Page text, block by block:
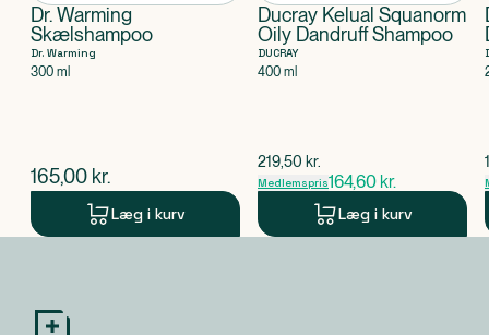
Produktet er et kosmetisk produkt.
Dr. Warming
Skælshampoo
Dr. Warming
300 ml
$nuværende pris
165,00 kr.
Læg i kurv
Ducray Kelual Squanorm
Oily Dandruff Shampoo
DUCRAY
400 ml
$gammel pris
219,50 kr.
Medlemspris164,60 kr.
Læg i kurv